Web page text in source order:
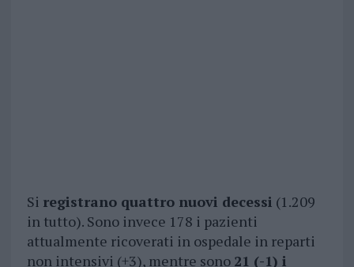
Si registrano quattro nuovi decessi (1.209
in tutto). Sono invece 178 i pazienti
attualmente ricoverati in ospedale in reparti
non intensivi (+3), mentre sono 21 (-1) i